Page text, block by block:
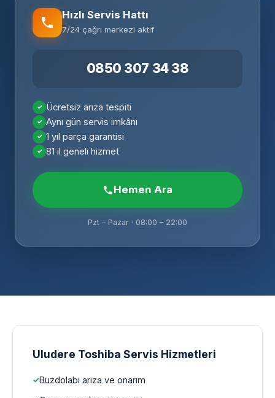
Hızlı Servis Hattı
7/24 çağrı merkezi aktif
0850 307 34 38
Ücretsiz arıza tespiti
Aynı gün servis imkânı
1 yıl parça garantisi
81 il geneli hizmet
Hemen Ara
Pzt – Pazar · 08:00 – 22:00
Uludere Toshiba Servis Hizmetleri
Buzdolabı arıza ve onarım